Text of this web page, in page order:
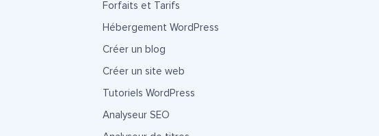
Forfaits et Tarifs
Hébergement WordPress
Créer un blog
Créer un site web
Tutoriels WordPress
Analyseur SEO